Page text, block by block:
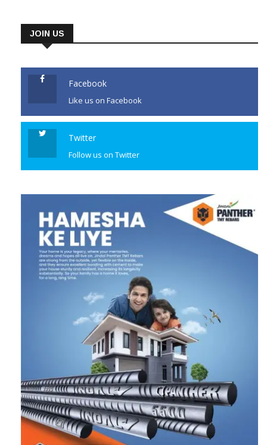
JOIN US
Facebook
Like us on Facebook
Twitter
Follow us on Twitter